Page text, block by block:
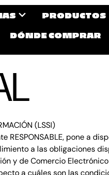
PRODUCTOS
DÓNDE COMPRAR
(LSSI)
RESPONSABLE, pone a
a las obligaciones
y de Comercio Electrónico
a cuáles son las